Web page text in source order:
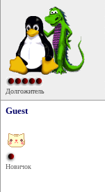
Долгожитель
Guest
Новичок